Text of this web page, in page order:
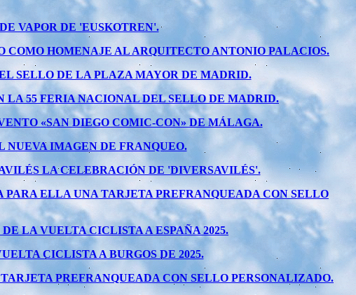
VAPOR DE 'EUSKOTREN'.
COMO HOMENAJE AL ARQUITECTO ANTONIO PALACIOS.
SELLO DE LA PLAZA MAYOR DE MADRID.
LA 55 FERIA NACIONAL DEL SELLO DE MADRID.
«SAN DIEGO COMIC-CON» DE MÁLAGA.
NUEVA IMAGEN DE FRANQUEO.
LA CELEBRACIÓN DE 'DIVERSAVILÉS'.
ELLA UNA TARJETA PREFRANQUEADA CON SELLO
LA VUELTA CICLISTA A ESPAÑA 2025.
CICLISTA A BURGOS DE 2025.
PREFRANQUEADA CON SELLO PERSONALIZADO.